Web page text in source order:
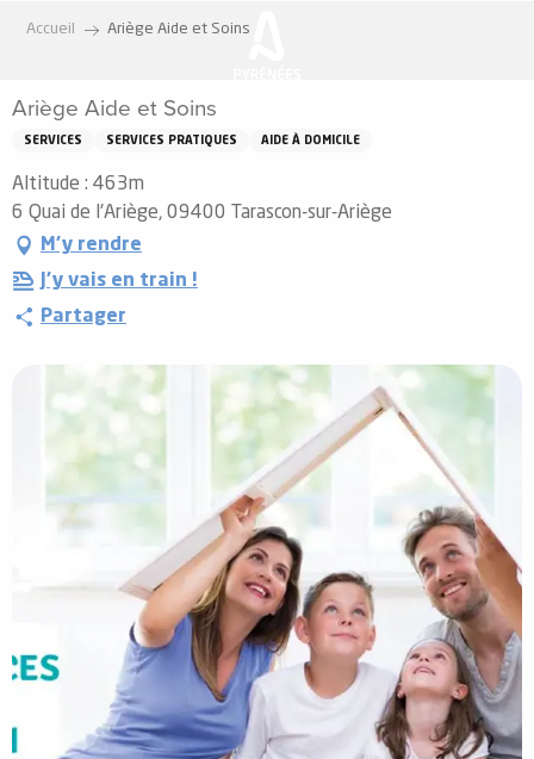
principal
Accueil Ariège Aide et Soins
Ariège Aide et Soins
SERVICES SERVICES PRATIQUES AIDE À DOMICILE
Altitude : 463m
6 Quai de l'Ariège, 09400 Tarascon-sur-Ariège
M'y rendre
J'y vais en train !
Partager